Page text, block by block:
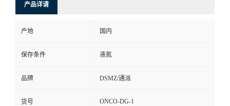
产品详请
产地 国内
保存条件 液氮
品牌 DSMZ/通派
货号 ONCO-DG-1